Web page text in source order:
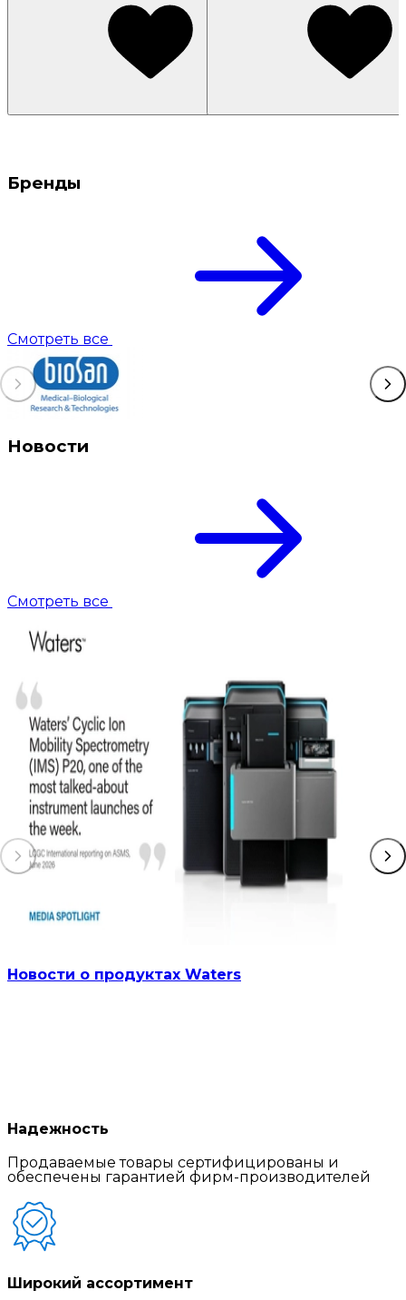
Бренды
Смотреть все
Новости
Смотреть все
Новости о продуктах Waters
Надежность
Продаваемые товары сертифицированы и
обеспечены гарантией фирм-производителей
Широкий ассортимент